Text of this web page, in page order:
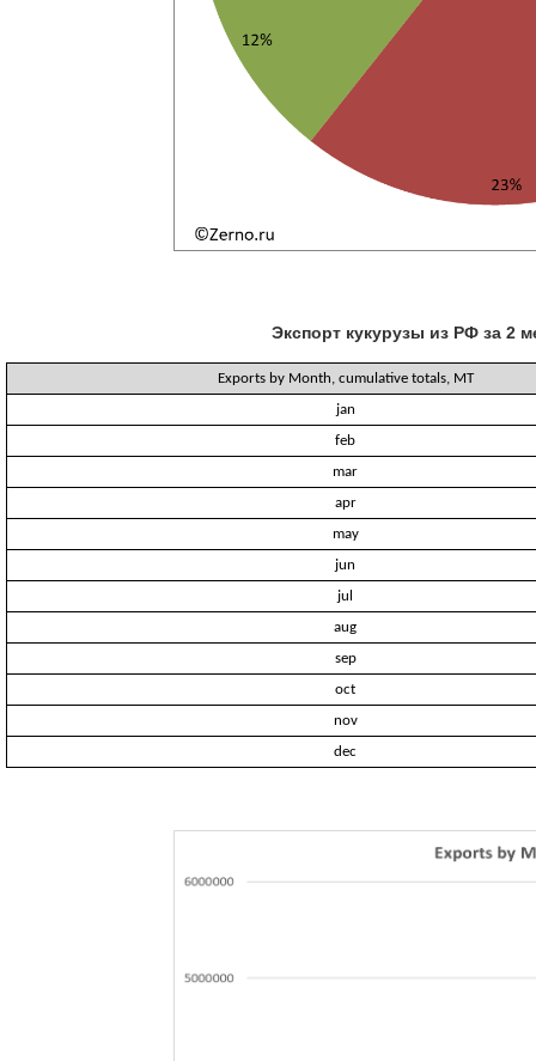
Экспорт кукурузы из РФ за 2
Exports by Month, cumulative totals, MT
jan
feb
mar
apr
may
jun
jul
aug
sep
oct
nov
dec